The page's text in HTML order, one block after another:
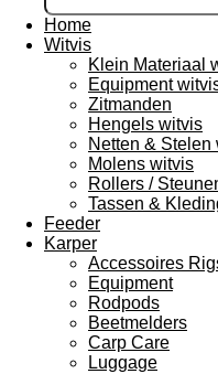
Home
Witvis
Klein Materiaal
Equipment
Zitmanden
Hengels witvis
Netten & Stelen
Molens witvis
Rollers /
Tassen &
Feeder
Karper
Accessoires
Equipment
Rodpods
Beetmelders
Carp Care
Luggage